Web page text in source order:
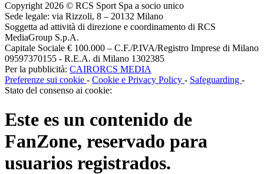
Copyright 2026 © RCS Sport Spa a socio unico
Sede legale: via Rizzoli, 8 – 20132 Milano
Soggetta ad attività di direzione e coordinamento di RCS
MediaGroup S.p.A.
Capitale Sociale € 100.000 – C.F./P.IVA/Registro Imprese di Milano
09597370155 - R.E.A. di Milano 1302385
Per la pubblicità: CAIRORCS MEDIA
Preferenze sui cookie - Cookie e Privacy Policy - Safeguarding -
Stato del consenso ai cookie:
Este es un contenido de
FanZone, reservado para
usuarios registrados.